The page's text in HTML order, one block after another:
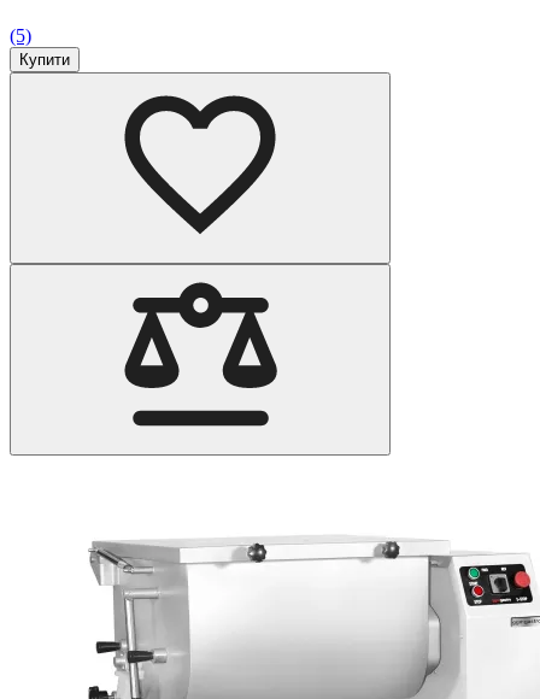
(5)
Купити